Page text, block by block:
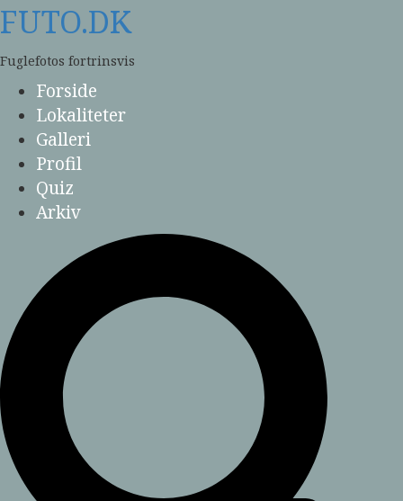
Skip
to
content
FUTO.DK
Fuglefotos fortrinsvis
Forside
Lokaliteter
Galleri
Profil
Quiz
Arkiv